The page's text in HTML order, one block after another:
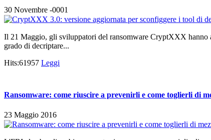
30 Novembre -0001
Il 21 Maggio, gli sviluppatori del ransomware CryptXXX hanno
grado di decriptare...
Hits:61957 Leggi
Ransomware: come riuscire a prevenirli e come toglierli di
23 Maggio 2016